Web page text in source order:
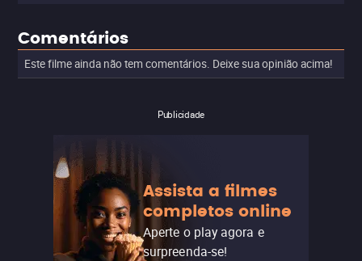
Comentários
Este filme ainda não tem comentários. Deixe sua opinião acima!
Publicidade
Assista a filmes
completos online
Aperte o play agora e
surpreenda-se!